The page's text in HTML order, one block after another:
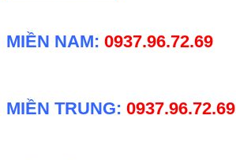
MIỀN NAM: 0937.96.72.69
MIỀN TRUNG: 0937.96.72.69